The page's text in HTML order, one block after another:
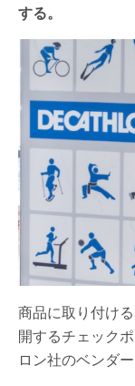
する。
商品に取り付け
開するチェック
ロン社のベンダ